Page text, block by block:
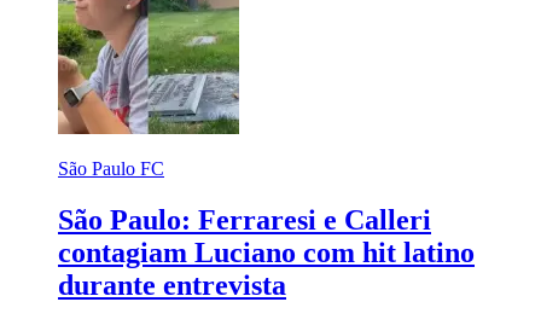
São Paulo FC
São Paulo: Ferraresi e Calleri
contagiam Luciano com hit latino
durante entrevista